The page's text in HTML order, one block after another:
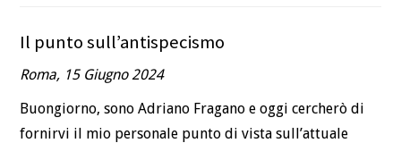
Il punto sull’antispecismo
Roma, 15 Giugno 2024
Buongiorno, sono Adriano Fragano e oggi cercherò di
fornirvi il mio personale punto di vista sull’attuale